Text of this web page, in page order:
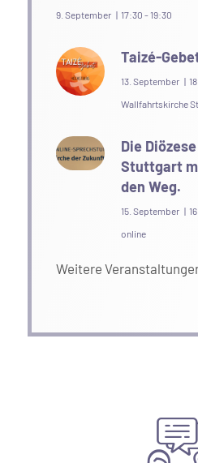
9. September | 17:30 - 19:30
Taizé-
13. September |
Wallfahrtskirche
Die
Stuttgart
den Weg.
15. September |
online
Weitere